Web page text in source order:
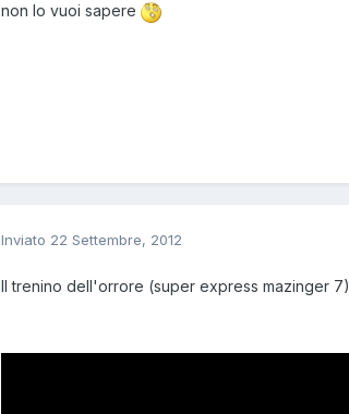
non lo vuoi sapere
Inviato 22 Settembre, 2012
Il trenino dell'orrore (super express mazinger 7)